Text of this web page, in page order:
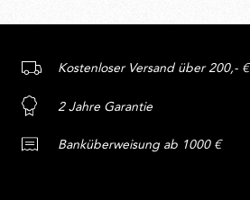
Kostenloser Versand über 200,- €
2 Jahre Garantie
Banküberweisung ab 1000 €